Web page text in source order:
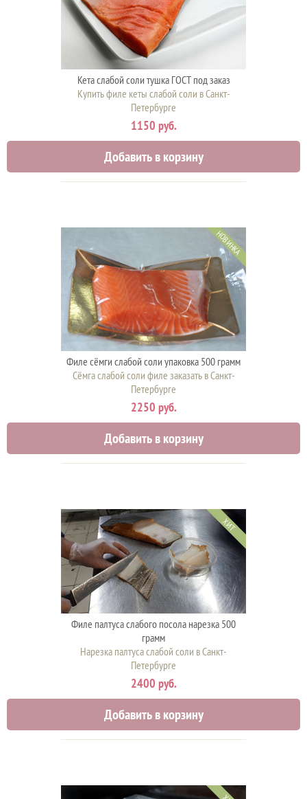
Кета слабой соли тушка ГОСТ под заказ
Купить филе кеты слабой соли в Санкт-
Петербурге
1150 руб.
Добавить в корзину
НОВИНКА
Филе сёмги слабой соли упаковка 500 грамм
Сёмга слабой соли филе заказать в Санкт-
Петербурге
2250 руб.
Добавить в корзину
ХИТ
Филе палтуса слабого посола нарезка 500
грамм
Нарезка палтуса слабой соли в Санкт-
Петербурге
2400 руб.
Добавить в корзину